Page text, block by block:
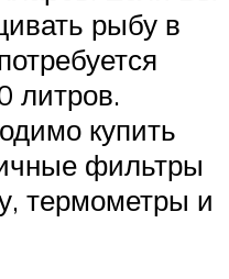
рыбу в
литров.
купить
фильтры
термометры и